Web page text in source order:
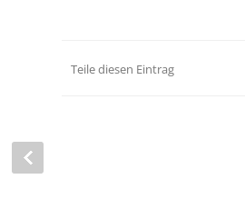
Teile diesen Eintrag